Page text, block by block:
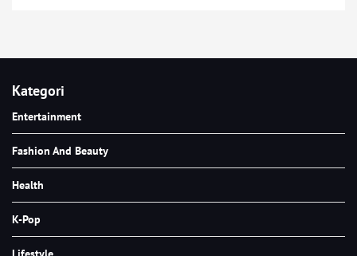
Kategori
Entertainment
Fashion And Beauty
Health
K-Pop